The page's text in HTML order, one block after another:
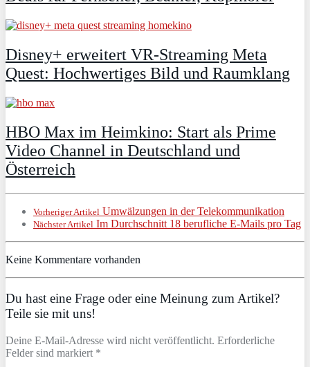
Disney+ erweitert VR‑Streaming Meta
Quest: Hochwertiges Bild und Raumklang
HBO Max im Heimkino: Start als Prime
Video Channel in Deutschland und
Österreich
Vorheriger Artikel Umwälzungen in der Telekommunikation
Nächster Artikel Im Durchschnitt 18 berufliche E-Mails pro Tag
Keine Kommentare vorhanden
Du hast eine Frage oder eine Meinung zum Artikel?
Teile sie mit uns!
Deine E-Mail-Adresse wird nicht veröffentlicht. Erforderliche
Felder sind markiert *